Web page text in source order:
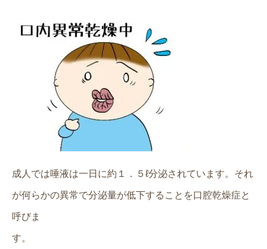
成人では唾液は一日に約１．５ℓ分泌されています。それ
が何らかの異常で分泌量が低下することを口腔乾燥症と
呼びま
す